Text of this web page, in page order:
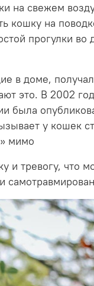
на свежем
кошку на
прогулки
в доме,
это. В 2002
была
у кошек
мимо
и тревогу, что